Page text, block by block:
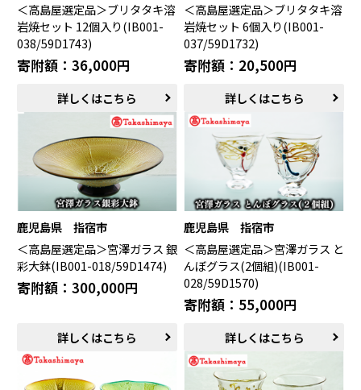
＜高島屋選定品＞ブリタタキ溶
岩焼セット 12個入り(IB001-
038/59D1743)
寄附額：36,000円
詳しくはこちら
＜高島屋選定品＞ブリタタキ溶
岩焼セット 6個入り(IB001-
037/59D1732)
寄附額：20,500円
詳しくはこちら
鹿児島県 指宿市
＜高島屋選定品＞宮澤ガラス 銀
彩大鉢(IB001-018/59D1474)
寄附額：300,000円
詳しくはこちら
鹿児島県 指宿市
＜高島屋選定品＞宮澤ガラス と
んぼグラス(2個組)(IB001-
028/59D1570)
寄附額：55,000円
詳しくはこちら